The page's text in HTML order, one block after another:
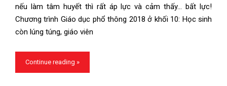
nếu làm tâm huyết thì rất áp lực và cảm thấy… bất lực!
Chương trình Giáo dục phổ thông 2018 ở khối 10: Học sinh
còn lúng túng, giáo viên
Continue reading »